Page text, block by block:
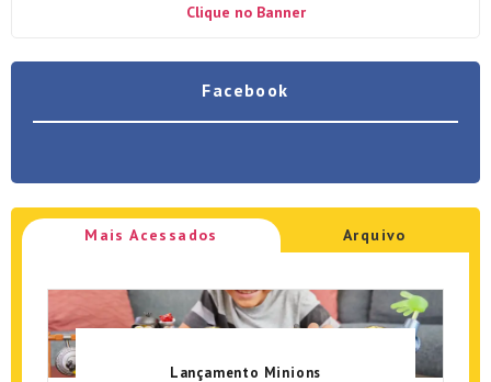
Clique no Banner
Facebook
Mais Acessados Arquivo
Lançamento Minions